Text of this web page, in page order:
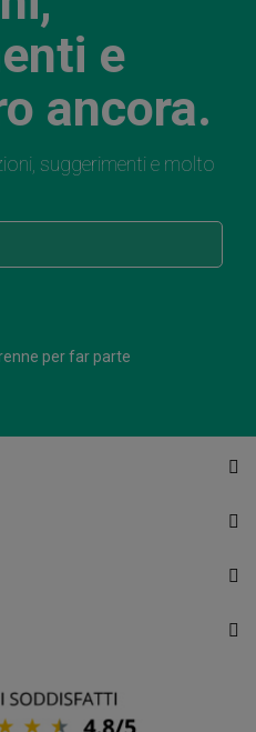
e
ancora.
suggerimenti e molto
per far parte